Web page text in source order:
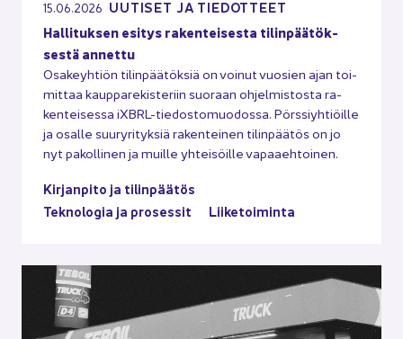
15.06.2026 UU­TI­SET JA TIE­DOT­TEET
Hal­li­tuk­sen esi­tys ra­ken­tei­ses­ta ti­lin­pää­tök­
ses­tä an­net­tu
Osa­keyh­tiön ti­lin­pää­tök­siä on voi­nut vuo­sien ajan toi­
mit­taa kaup­pa­re­kis­te­riin suo­raan oh­jel­mis­tos­ta ra­
ken­tei­ses­sa iXBRL-​tiedostomuodossa. Pörs­siyh­tiöil­le
ja osal­le suu­ry­ri­tyk­siä ra­ken­tei­nen ti­lin­pää­tös on jo
nyt pa­kol­li­nen ja muil­le yh­tei­söil­le va­paa­eh­toi­nen.
Kir­jan­pi­to ja ti­lin­pää­tös
Tek­no­lo­gia ja pro­ses­sit
Lii­ke­toi­min­ta